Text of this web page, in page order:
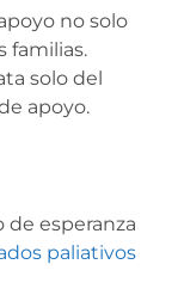
no solo
familias.
solo del
apoyo.
de esperanza
paliativos